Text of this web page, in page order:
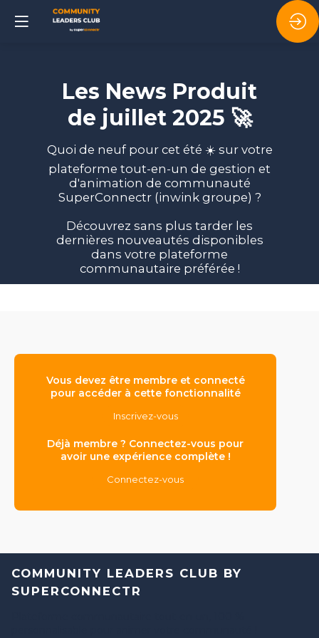
Les News Produit
de juillet 2025 🚀
Quoi de neuf pour cet été ☀️ sur votre
plateforme tout-en-un de gestion et
d'animation de communauté
SuperConnectr (inwink groupe) ?
Découvrez sans plus tarder les
dernières nouveautés disponibles
dans votre plateforme
communautaire préférée !
Vous devez être membre et connecté
pour accéder à cette fonctionnalité
Inscrivez-vous
Déjà membre ? Connectez-vous pour
avoir une expérience complète !
Connectez-vous
COMMUNITY LEADERS CLUB BY
SUPERCONNECTR